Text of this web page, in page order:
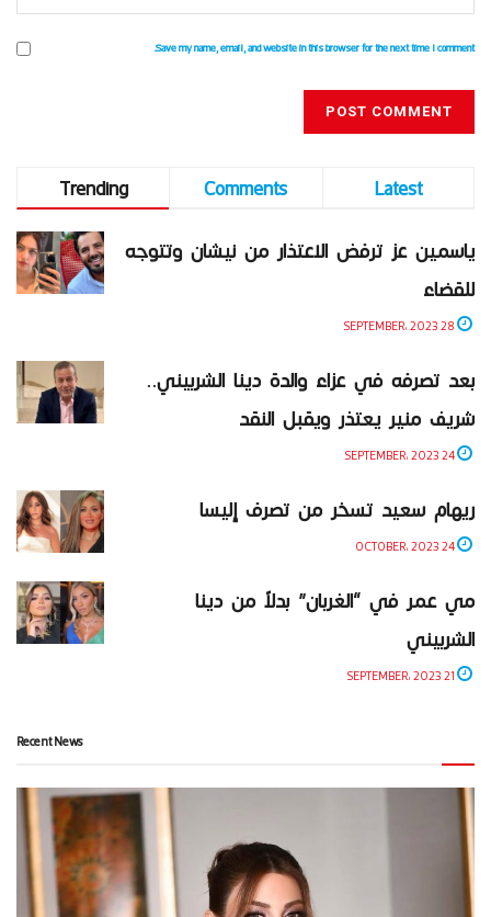
Save my name, email, and website in this browser for the next time I comment.
Trending Comments
Latest
ياسمين عز ترفض الاعتذار من نيشان وتتوجه
للقضاء
بعد تصرفه في عزاء والدة دينا الشربيني..
شريف منير يعتذر ويقبل النقد
ريهام سعيد تسخر من تصرف إليسا
مي عمر في “الغربان” بدلاً من دينا
الشربيني
Recent News